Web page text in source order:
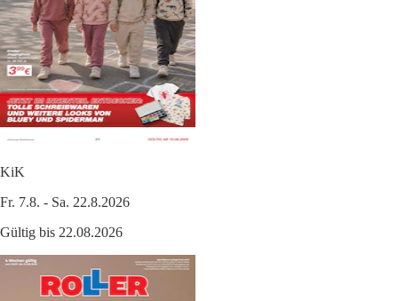
KiK
Fr. 7.8. - Sa. 22.8.2026
Gültig bis 22.08.2026